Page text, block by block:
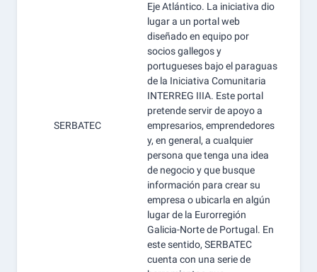
SERBATEC
Eje Atlántico. La iniciativa dio
lugar a un portal web
diseñado en equipo por
socios gallegos y
portugueses bajo el paraguas
de la Iniciativa Comunitaria
INTERREG IIIA. Este portal
pretende servir de apoyo a
empresarios, emprendedores
y, en general, a cualquier
persona que tenga una idea
de negocio y que busque
información para crear su
empresa o ubicarla en algún
lugar de la Eurorregión
Galicia-Norte de Portugal. En
este sentido, SERBATEC
cuenta con una serie de